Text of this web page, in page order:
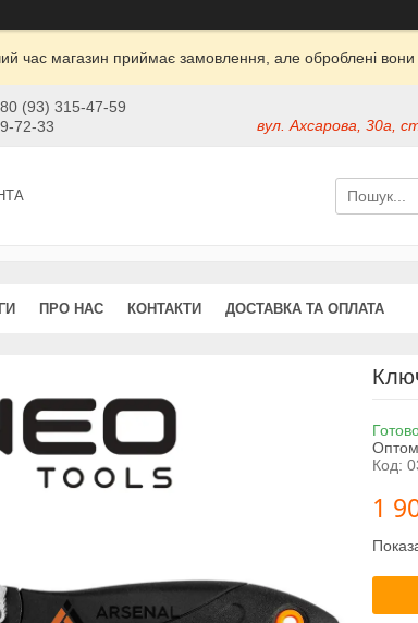
час магазин приймає замовлення, але оброблені
(93) 315-47-59
72-33
вул. Ахсарова, 30а,
ПРО НАС КОНТАКТИ ДОСТАВКА ТА ОПЛАТА
Оптом
Код:
1